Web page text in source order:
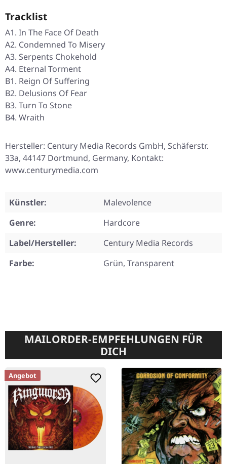
Tracklist
A1. In The Face Of Death
A2. Condemned To Misery
A3. Serpents Chokehold
A4. Eternal Torment
B1. Reign Of Suffering
B2. Delusions Of Fear
B3. Turn To Stone
B4. Wraith
Hersteller: Century Media Records GmbH, Schäferstr.
33a, 44147 Dortmund, Germany, Kontakt:
www.centurymedia.com
Künstler:
Malevolence
Genre:
Hardcore
Label/Hersteller:
Century Media Records
Farbe:
Grün, Transparent
MAILORDER-EMPFEHLUNGEN FÜR
DICH
Angebot